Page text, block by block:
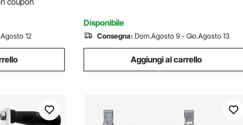
12
Disponibile
Consegna: Dom.Agosto 9 - Gio.Agosto 13
Aggiungi al carrello